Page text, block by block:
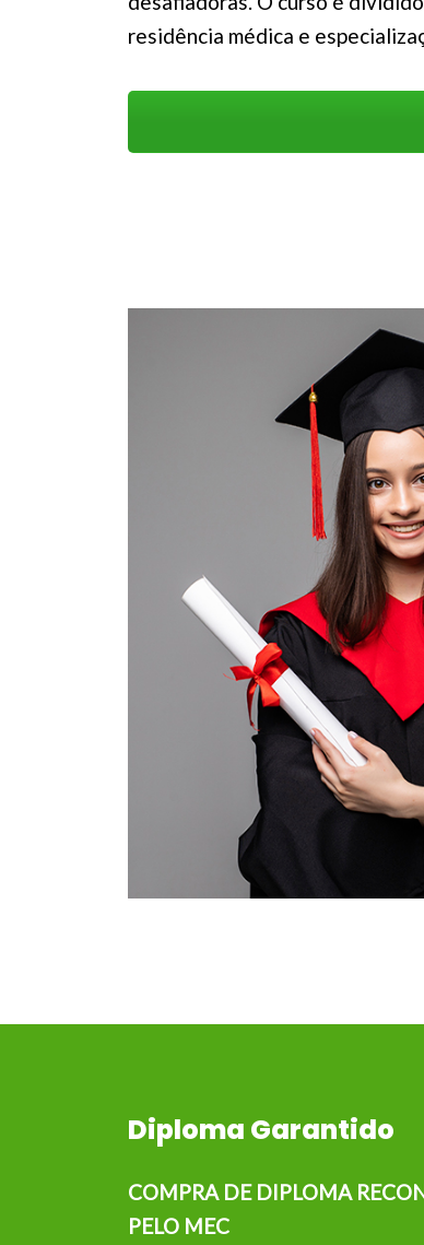
residência médica e
Diploma Garantido
COMPRA DE DIPLOMA
PELO MEC